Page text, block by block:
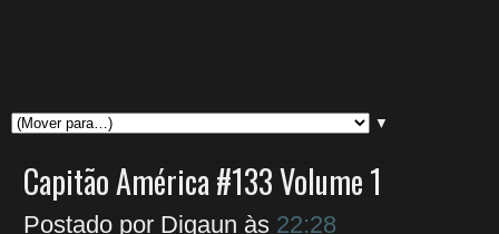
▼
Capitão América #133 Volume 1
Postado por Digaun às 22:28